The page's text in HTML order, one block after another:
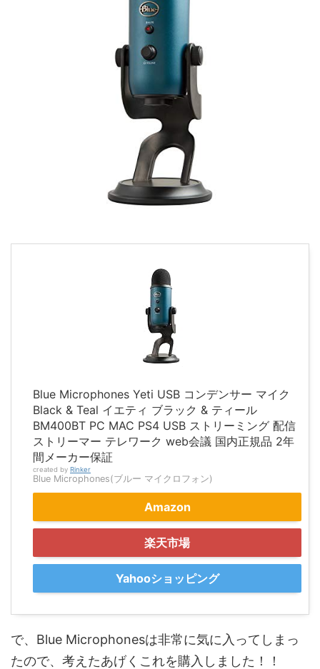
Blue Microphones Yeti USB コンデンサー マイク
Black & Teal イエティ ブラック & ティール
BM400BT PC MAC PS4 USB ストリーミング 配信
ストリーマー テレワーク web会議 国内正規品 2年
間メーカー保証
created by Rinker
Blue Microphones(ブルー マイクロフォン)
Amazon
楽天市場
Yahooショッピング
で、Blue Microphonesは非常に気に入ってしまっ
たので、考えたあげくこれを購入しました！！